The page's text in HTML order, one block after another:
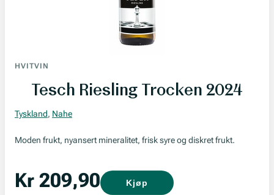
HVITVIN
Tesch Riesling Trocken 2024
Tyskland, Nahe
Moden frukt, nyansert mineralitet, frisk syre og diskret frukt.
Kr 209,90 Kjøp